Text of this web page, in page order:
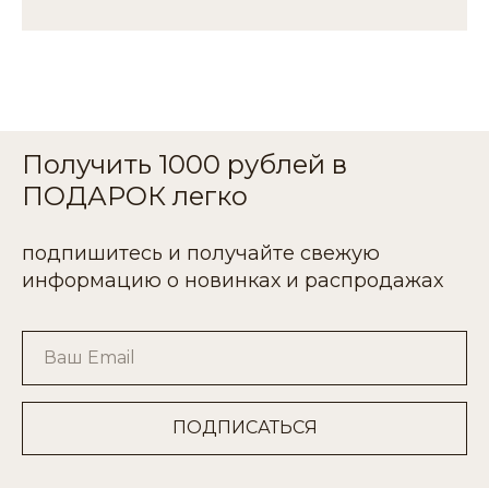
Получить 1000 рублей в
ПОДАРОК легко
подпишитесь и получайте свежую
информацию о новинках и распродажах
Ваш Email
ПОДПИСАТЬСЯ